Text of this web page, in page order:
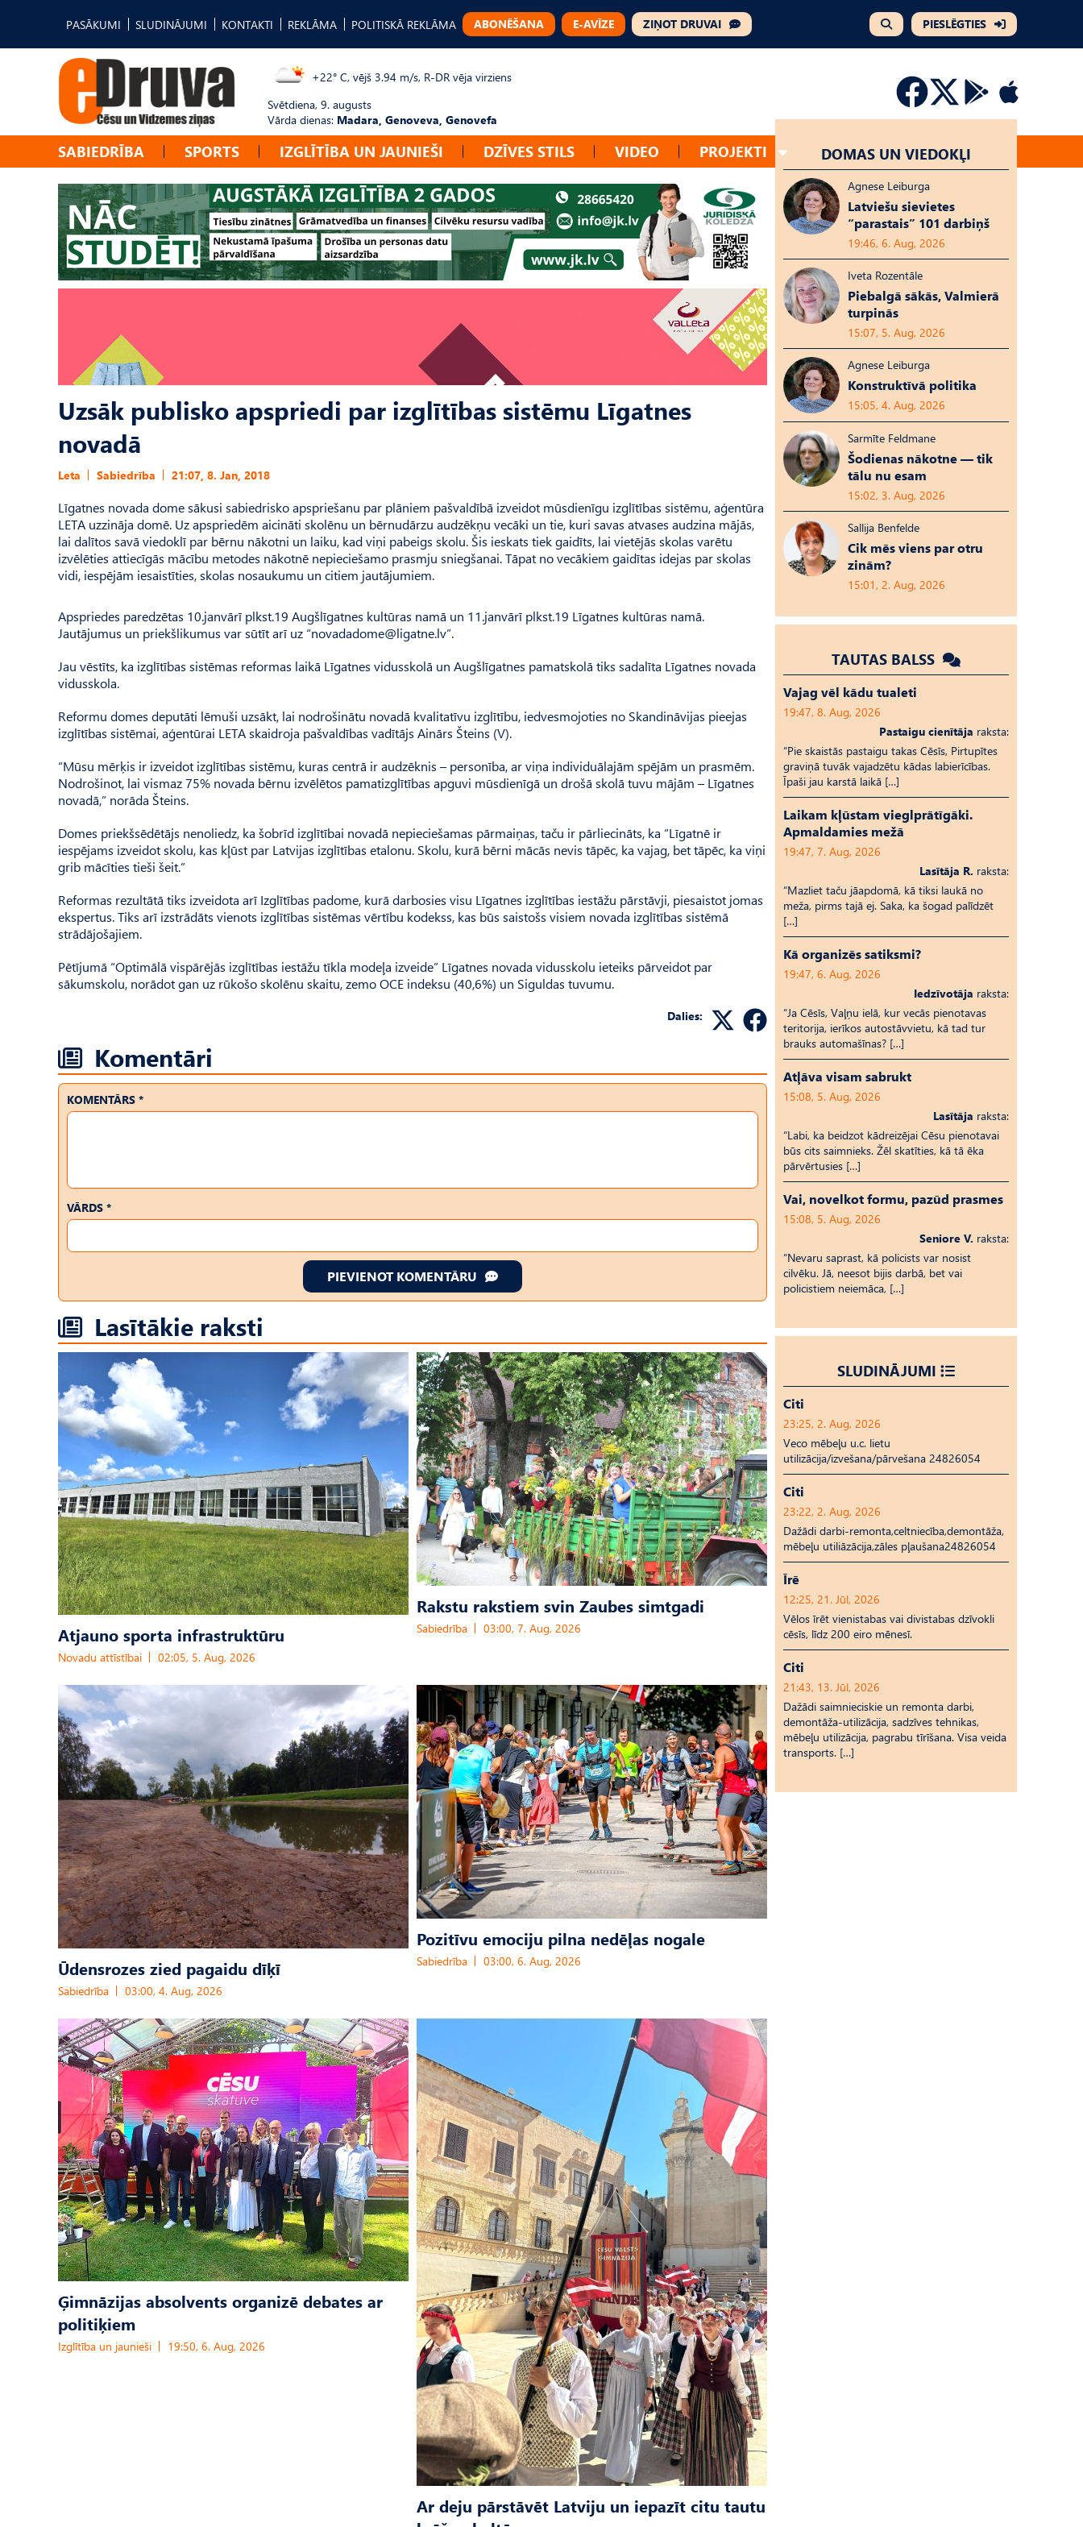
PASĀKUMI SLUDINĀJUMI KONTAKTI REKLĀMA POLITISKĀ REKLĀMA ABONĒŠANA E-AVĪZE ZIŅOT DRUVAI PIESLĒGTIES
+22° C, vējš 3.94 m/s, R-DR vēja virziens
Svētdiena, 9. augusts
Vārda dienas: Madara, Genoveva, Genovefa
SABIEDRĪBA SPORTS IZGLĪTĪBA UN JAUNIEŠI DZĪVES STILS VIDEO PROJEKTI
Uzsāk publisko apspriedi par izglītības sistēmu Līgatnes
novadā
Leta Sabiedrība 21:07, 8. Jan, 2018
Līgatnes novada dome sākusi sabiedrisko apspriešanu par plāniem pašvaldībā izveidot mūsdienīgu izglītības sistēmu, aģentūra
LETA uzzināja domē. Uz apspriedēm aicināti skolēnu un bērnudārzu audzēkņu vecāki un tie, kuri savas atvases audzina mājās,
lai dalītos savā viedoklī par bērnu nākotni un laiku, kad viņi pabeigs skolu. Šis ieskats tiek gaidīts, lai vietējās skolas varētu
izvēlēties attiecīgās mācību metodes nākotnē nepieciešamo prasmju sniegšanai. Tāpat no vecākiem gaidītas idejas par skolas
vidi, iespējām iesaistīties, skolas nosaukumu un citiem jautājumiem.
Apspriedes paredzētas 10.janvārī plkst.19 Augšlīgatnes kultūras namā un 11.janvārī plkst.19 Līgatnes kultūras namā.
Jautājumus un priekšlikumus var sūtīt arī uz “novadadome@ligatne.lv”.
Jau vēstīts, ka izglītības sistēmas reformas laikā Līgatnes vidusskolā un Augšlīgatnes pamatskolā tiks sadalīta Līgatnes novada
vidusskola.
Reformu domes deputāti lēmuši uzsākt, lai nodrošinātu novadā kvalitatīvu izglītību, iedvesmojoties no Skandināvijas pieejas
izglītības sistēmai, aģentūrai LETA skaidroja pašvaldības vadītājs Ainārs Šteins (V).
“Mūsu mērķis ir izveidot izglītības sistēmu, kuras centrā ir audzēknis – personība, ar viņa individuālajām spējām un prasmēm.
Nodrošinot, lai vismaz 75% novada bērnu izvēlētos pamatizglītības apguvi mūsdienīgā un drošā skolā tuvu mājām – Līgatnes
novadā,” norāda Šteins.
Domes priekšsēdētājs nenoliedz, ka šobrīd izglītībai novadā nepieciešamas pārmaiņas, taču ir pārliecināts, ka “Līgatnē ir
iespējams izveidot skolu, kas kļūst par Latvijas izglītības etalonu. Skolu, kurā bērni mācās nevis tāpēc, ka vajag, bet tāpēc, ka viņi
grib mācīties tieši šeit.”
Reformas rezultātā tiks izveidota arī Izglītības padome, kurā darbosies visu Līgatnes izglītības iestāžu pārstāvji, piesaistot jomas
ekspertus. Tiks arī izstrādāts vienots izglītības sistēmas vērtību kodekss, kas būs saistošs visiem novada izglītības sistēmā
strādājošajiem.
Pētījumā “Optimālā vispārējās izglītības iestāžu tīkla modeļa izveide” Līgatnes novada vidusskolu ieteiks pārveidot par
sākumskolu, norādot gan uz rūkošo skolēnu skaitu, zemo OCE indeksu (40,6%) un Siguldas tuvumu.
Dalies:
Komentāri
KOMENTĀRS *
VĀRDS *
PIEVIENOT KOMENTĀRU
Lasītākie raksti
Atjauno sporta infrastruktūru
Novadu attīstībai 02:05, 5. Aug, 2026
Rakstu rakstiem svin Zaubes simtgadi
Sabiedrība 03:00, 7. Aug, 2026
Ūdensrozes zied pagaidu dīķī
Sabiedrība 03:00, 4. Aug, 2026
Pozitīvu emociju pilna nedēļas nogale
Sabiedrība 03:00, 6. Aug, 2026
Ģimnāzijas absolvents organizē debates ar
politiķiem
Izglītība un jaunieši 19:50, 6. Aug, 2026
Ar deju pārstāvēt Latviju un iepazīt citu tautu
DOMAS UN VIEDOKĻI
Agnese Leiburga
Latviešu sievietes
“parastais” 101 darbiņš
19:46, 6. Aug, 2026
Iveta Rozentāle
Piebalgā sākās, Valmierā
turpinās
15:07, 5. Aug, 2026
Agnese Leiburga
Konstruktīvā politika
15:05, 4. Aug, 2026
Sarmīte Feldmane
Šodienas nākotne — tik
tālu nu esam
15:02, 3. Aug, 2026
Sallija Benfelde
Cik mēs viens par otru
zinām?
15:01, 2. Aug, 2026
TAUTAS BALSS
Vajag vēl kādu tualeti
19:47, 8. Aug, 2026
Pastaigu cienītāja raksta:
“Pie skaistās pastaigu takas Cēsīs, Pirtupītes
graviņā tuvāk vajadzētu kādas labierīcības.
Īpaši jau karstā laikā […]
Laikam kļūstam vieglprātīgāki.
Apmaldamies mežā
19:47, 7. Aug, 2026
Lasītāja R. raksta:
“Mazliet taču jāapdomā, kā tiksi laukā no
meža, pirms tajā ej. Saka, ka šogad palīdzēt
[…]
Kā organizēs satiksmi?
19:47, 6. Aug, 2026
Iedzīvotāja raksta:
“Ja Cēsīs, Vaļņu ielā, kur vecās pienotavas
teritorija, ierīkos autostāvvietu, kā tad tur
brauks automašīnas? […]
Atļāva visam sabrukt
15:08, 5. Aug, 2026
Lasītāja raksta:
“Labi, ka beidzot kādreizējai Cēsu pienotavai
būs cits saimnieks. Žēl skatīties, kā tā ēka
pārvērtusies […]
Vai, novelkot formu, pazūd prasmes
15:08, 5. Aug, 2026
Seniore V. raksta:
“Nevaru saprast, kā policists var nosist
cilvēku. Jā, neesot bijis darbā, bet vai
policistiem neiemāca, […]
SLUDINĀJUMI
Citi
23:25, 2. Aug, 2026
Veco mēbeļu u.c. lietu
utilizācija/izvešana/pārvešana 24826054
Citi
23:22, 2. Aug, 2026
Dažādi darbi-remonta,celtniecība,demontāža,
mēbeļu utiliāzācija,zāles pļaušana24826054
Īrē
12:25, 21. Jūl, 2026
Vēlos īrēt vienistabas vai divistabas dzīvokli
cēsīs, līdz 200 eiro mēnesī.
Citi
21:43, 13. Jūl, 2026
Dažādi saimnieciskie un remonta darbi,
demontāža-utilizācija, sadzīves tehnikas,
mēbeļu utilizācija, pagrabu tīrīšana. Visa veida
transports. […]